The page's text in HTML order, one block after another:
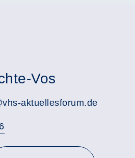
Vos
aktuellesforum.de